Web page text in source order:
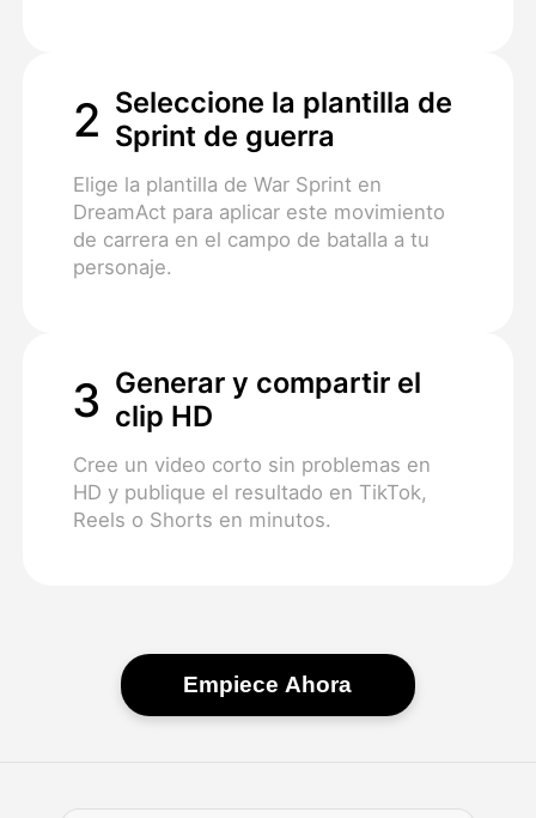
2 Seleccione la plantilla de
Sprint de guerra
Elige la plantilla de War Sprint en
DreamAct para aplicar este movimiento
de carrera en el campo de batalla a tu
personaje.
3 Generar y compartir el
clip HD
Cree un video corto sin problemas en
HD y publique el resultado en TikTok,
Reels o Shorts en minutos.
Empiece Ahora